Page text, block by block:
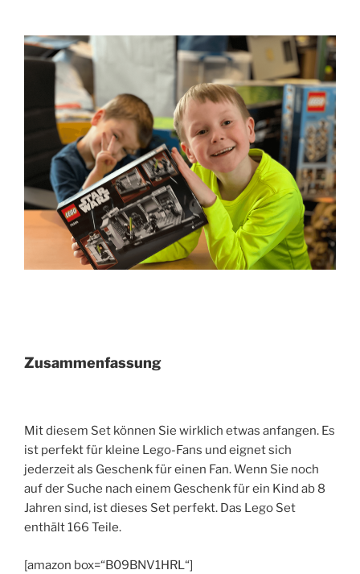
Zusammenfassung
Mit diesem Set können Sie wirklich etwas anfangen. Es
ist perfekt für kleine Lego-Fans und eignet sich
jederzeit als Geschenk für einen Fan. Wenn Sie noch
auf der Suche nach einem Geschenk für ein Kind ab 8
Jahren sind, ist dieses Set perfekt. Das Lego Set
enthält 166 Teile.
[amazon box=“B09BNV1HRL“]